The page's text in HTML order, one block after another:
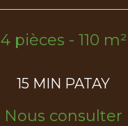
4 pièces - 110 m²
15 MIN PATAY
Nous consulter